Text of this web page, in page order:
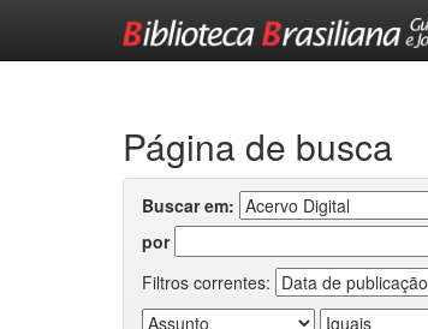
Página de busca
Buscar em:
por
Filtros correntes: